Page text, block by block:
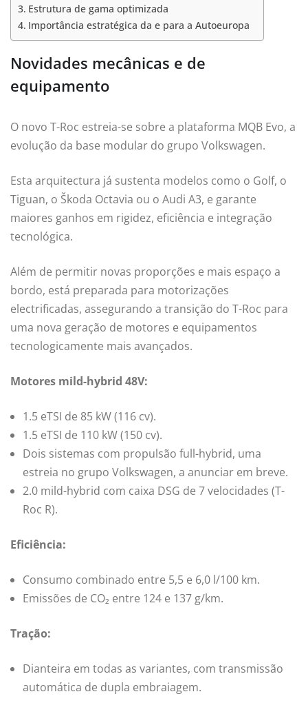
Estrutura de gama optimizada
Importância estratégica da e para a Autoeuropa
Novidades mecânicas e de
equipamento
O novo T-Roc estreia-se sobre a plataforma MQB Evo, a
evolução da base modular do grupo Volkswagen.
Esta arquitectura já sustenta modelos como o Golf, o
Tiguan, o Škoda Octavia ou o Audi A3, e garante
maiores ganhos em rigidez, eficiência e integração
tecnológica.
Além de permitir novas proporções e mais espaço a
bordo, está preparada para motorizações
electrificadas, assegurando a transição do T-Roc para
uma nova geração de motores e equipamentos
tecnologicamente mais avançados.
Motores mild-hybrid 48V:
1.5 eTSI de 85 kW (116 cv).
1.5 eTSI de 110 kW (150 cv).
Dois sistemas com propulsão full-hybrid, uma
estreia no grupo Volkswagen, a anunciar em breve.
2.0 mild-hybrid com caixa DSG de 7 velocidades (T-
Roc R).
Eficiência:
Consumo combinado entre 5,5 e 6,0 l/100 km.
Emissões de CO₂ entre 124 e 137 g/km.
Tração:
Dianteira em todas as variantes, com transmissão
automática de dupla embraiagem.